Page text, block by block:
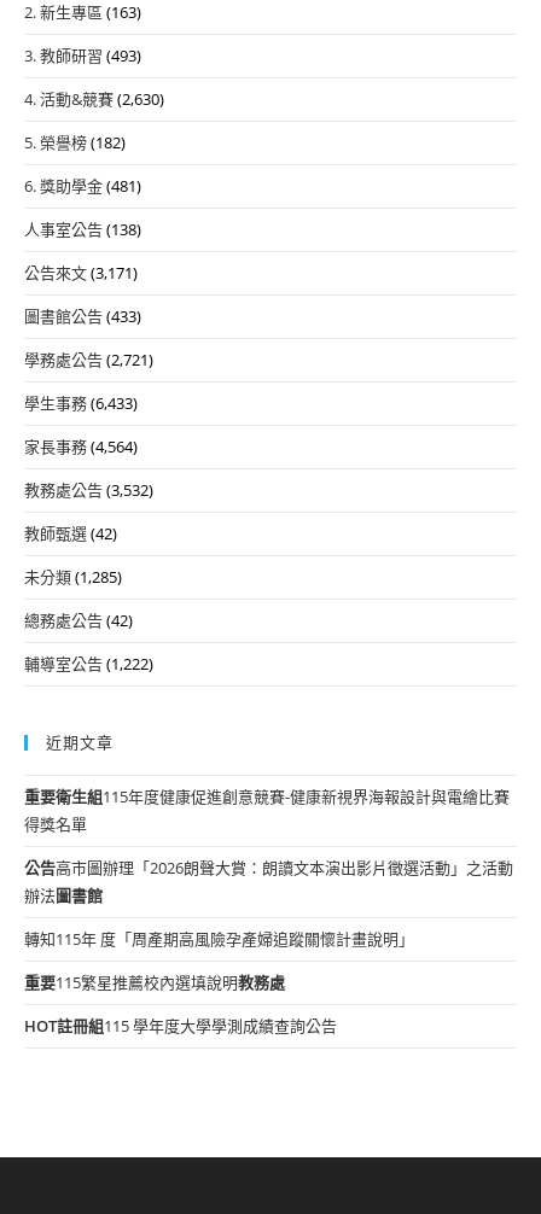
2. 新生專區 (163)
3. 教師研習 (493)
4. 活動&競賽(2,630)
5. 榮譽榜(182)
6. 獎助學金(481)
人事室公告(138)
公告來文(3,171)
圖書館公告(433)
學務處公告(2,721)
學生事務(6,433)
家長事務(4,564)
教務處公告(3,532)
教師甄選(42)
未分類(1,285)
總務處公告(42)
輔導室公告(1,222)
近期文章
重要衛生組115年度健康促進創意競賽-健康新視界海報設計與電繪比賽
得獎名單
公告高市圖辦理「2026朗聲大賞：朗讀文本演出影片徵選活動」之活動
辦法圖書館
轉知115年 度「周產期高風險孕產婦追蹤關懷計畫說明」
重要115繁星推薦校內選填說明教務處
HOT註冊組115 學年度大學學測成績查詢公告